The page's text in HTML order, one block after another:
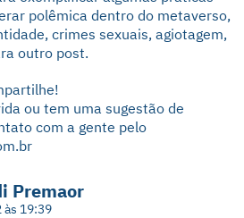
polêmica dentro do metaverso,
crimes sexuais, agiotagem,
outro post.
ou tem uma sugestão de
com a gente pelo
Premaor
às 19:39